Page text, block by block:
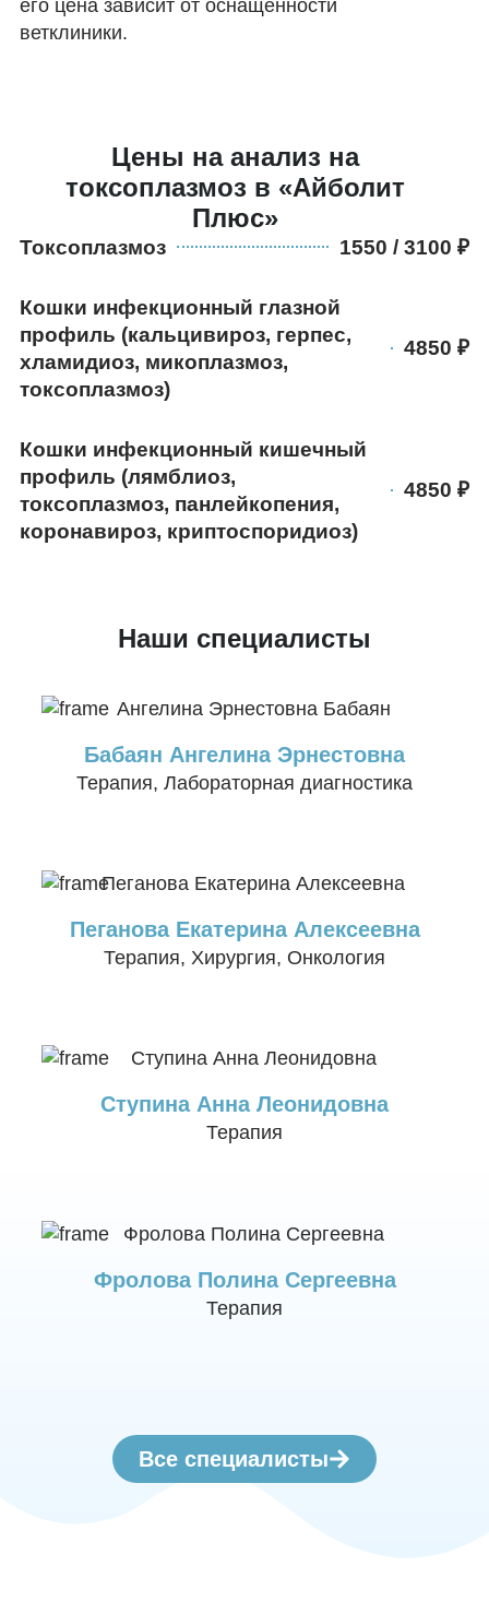
его цена зависит от оснащенности
ветклиники.
Цены на анализ на
токсоплазмоз в «Айболит
Плюс»
Токсоплазмоз 1550 / 3100
Кошки инфекционный глазной
профиль (кальцивироз, герпес,
хламидиоз, микоплазмоз,
токсоплазмоз)
4850
Кошки инфекционный кишечный
профиль (лямблиоз,
токсоплазмоз, панлейкопения,
коронавироз, криптоспоридиоз)
4850
Наши специалисты
Бабаян Ангелина Эрнестовна
Терапия, Лабораторная диагностика
Пеганова Екатерина Алексеевна
Терапия, Хирургия, Онкология
Ступина Анна Леонидовна
Терапия
Фролова Полина Сергеевна
Терапия
Все специалисты